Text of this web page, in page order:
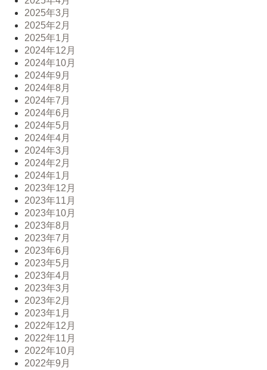
2025年3月
2025年2月
2025年1月
2024年12月
2024年10月
2024年9月
2024年8月
2024年7月
2024年6月
2024年5月
2024年4月
2024年3月
2024年2月
2024年1月
2023年12月
2023年11月
2023年10月
2023年8月
2023年7月
2023年6月
2023年5月
2023年4月
2023年3月
2023年2月
2023年1月
2022年12月
2022年11月
2022年10月
2022年9月